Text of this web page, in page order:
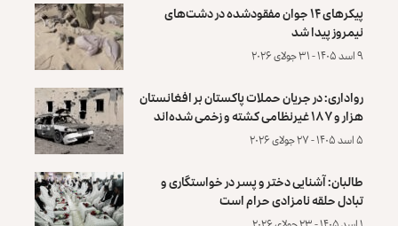
پیکرهای ۱۴ جوان مفقودشده در دشت‌های
نیمروز پیدا شد
۹ اسد ۱۴۰۵ - ۳۱ جولای ۲۰۲۶
رواداری: در جریان حملات پاکستان بر افغانستان
هزار و ۱۸۷ غیرنظامی کشته و زخمی شده‌اند
۵ اسد ۱۴۰۵ - ۲۷ جولای ۲۰۲۶
طالبان: آشنایی دختر و پسر در خواستگاری و
تبادل حلقه نامزادی حرام است